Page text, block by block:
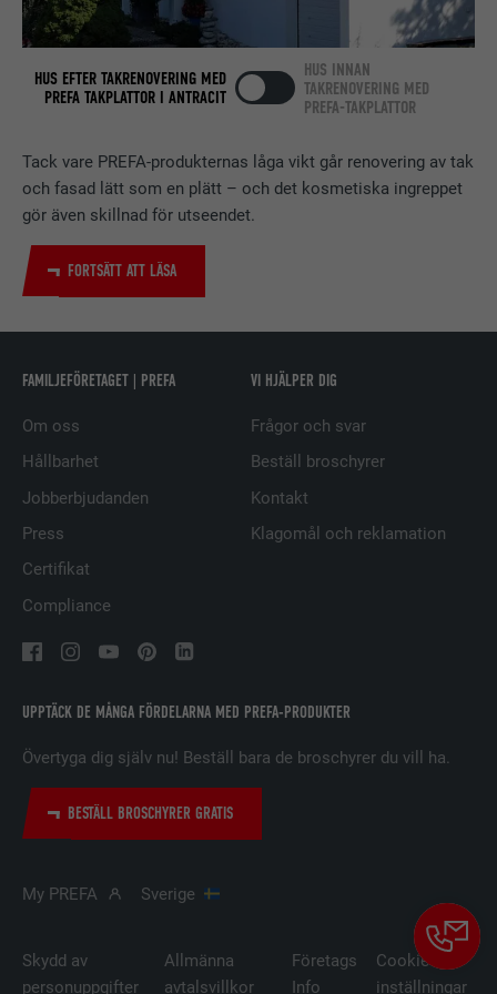
Tack vare PREFA-produkternas låga vikt går renovering av tak
och fasad lätt som en plätt – och det kosmetiska ingreppet
gör även skillnad för utseendet.
FORTSÄTT ATT LÄSA
HUS EFTER TAKRENOVERING MED
PREFA TAKPLATTOR I ANTRACIT
HUS INNAN
TAKRENOVERING MED
PREFA-TAKPLATTOR
UPPTÄCK DE MÅNGA FÖRDELARNA MED PREFA-PRODUKTER
Övertyga dig själv nu! Beställ bara de broschyrer du vill ha.
BESTÄLL BROSCHYRER GRATIS
FAMILJEFÖRETAGET | PREFA
Om oss
Hållbarhet
Jobberbjudanden
Press
Certifikat
Compliance
VI HJÄLPER DIG
Frågor och svar
Beställ broschyrer
Kontakt
Klagomål och reklamation
My PREFA Sverige
Skydd av
personuppgifter
Allmänna
avtalsvillkor
Företags
Info
Cookie-
inställningar
ÄNDAMÅL
Används av den sociala
nätverkstjänsten LinkedIn för att
spåra användningen av inbäddade
tjänster.
EFTERNAMN bscookie
LEVERANTÖRER LinkedIn
PROCEDUR
nätverkstjänsten LinkedIn för att
EFTERNAMN UserMatchHistory
LEVERANTÖRER
PROCEDUR
ÄNDAMÅL
relevanta annonser baserat på
EFTERNAMN lidc
LEVERANTÖRER LinkedIn
nätverkstjänsten LinkedIn för att
spåra användningen av inbäddade
tjänster.